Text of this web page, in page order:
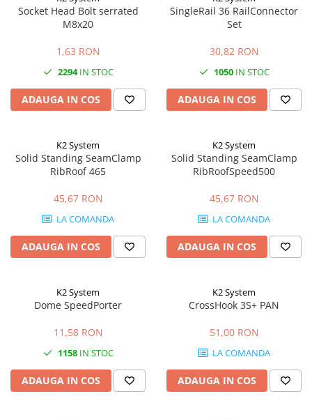
Socket Head Bolt serrated
M8x20
1,63 RON
2294IN STOC
ADAUGA IN COS
SingleRail 36 RailConnector
Set
30,82 RON
1050IN STOC
ADAUGA IN COS
K2 System
Solid Standing SeamClamp
RibRoof 465
45,67 RON
LA COMANDA
ADAUGA IN COS
K2 System
Solid Standing SeamClamp
RibRoofSpeed500
45,67 RON
LA COMANDA
ADAUGA IN COS
K2 System
Dome SpeedPorter
11,58 RON
1158IN STOC
ADAUGA IN COS
K2 System
CrossHook 3S+ PAN
51,00 RON
LA COMANDA
ADAUGA IN COS